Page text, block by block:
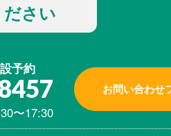
さい
予約
〜17:30
お問い合わせ